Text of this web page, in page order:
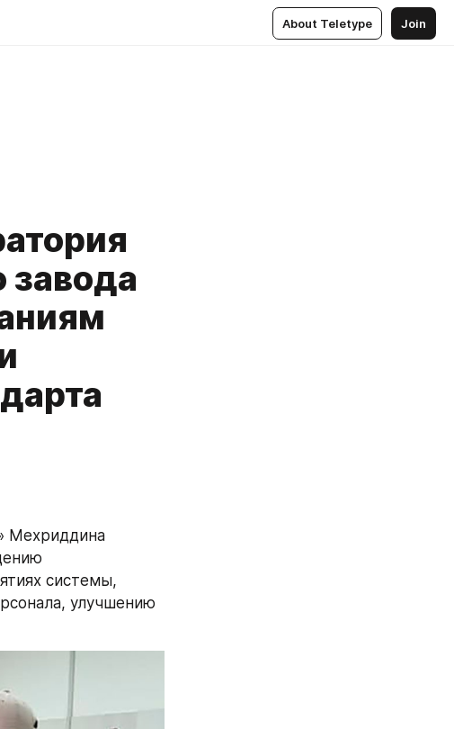
About Teletype Join
завода
Мехриддина
системы,
улучшению